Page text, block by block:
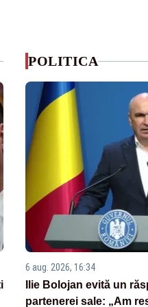
POLITICA
6 aug. 2026, 16:34
Ilie Bolojan evită un
partenerei sale: „Am